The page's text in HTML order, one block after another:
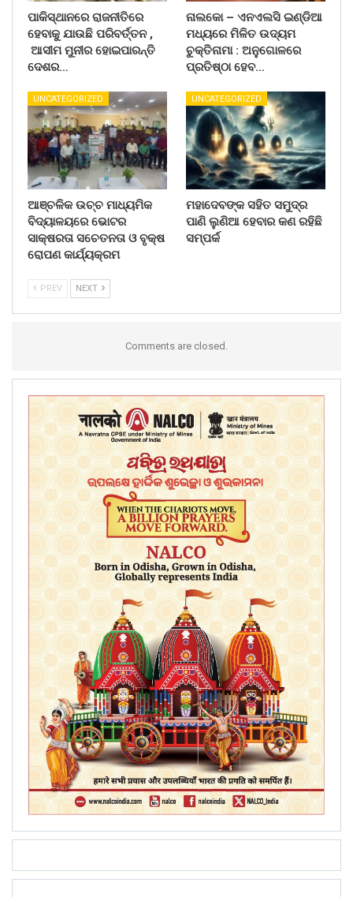
ପାକିସ୍ଥାନରେ ରାଜନୀତିରେ
ହେବାକୁ ଯାଉଛି ପରିବର୍ତ୍ତନ ,
ଆସୀମ ମୁନୀର ହୋଇପାରନ୍ତି
ଦେଶର…
ନାଲକୋ – ଏନଏଲସି ଇଣ୍ଡିଆ
ମଧ୍ୟରେ ମିଳିତ ଉଦ୍ୟମ
ଚୁକ୍ତିନାମା : ଅନୁଗୋଳରେ
ପ୍ରତିଷ୍ଠା ହେବ…
UNCATEGORIZED
ଆଞ୍ଚଳିକ ଉଚ୍ଚ ମାଧ୍ୟମିକ
ବିଦ୍ୟାଳୟରେ ଭୋଟର
ସାକ୍ଷରତା ସଚେତନତା ଓ ବୃକ୍ଷ
ରୋପଣ କାର୍ଯ୍ୟକ୍ରମ
UNCATEGORIZED
ମହାଦେବଙ୍କ ସହିତ ସମୁଦ୍ର
ପାଣି ଲୁଣିଆ ହେବାର କଣ ରହିଛି
ସମ୍ପର୍କ
PREV NEXT
Comments are closed.